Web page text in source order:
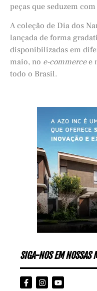
peças que seduzem
A coleção de Dia dos
lançada de forma
disponibilizadas em
maio, no e-commercee
todo o Brasil.
SIGA-NOS EM NOSSAS